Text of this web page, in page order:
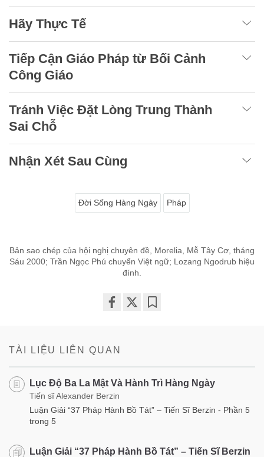
Hãy Thực Tế
Tiếp Cận Giáo Pháp từ Bối Cảnh
Công Giáo
Tránh Việc Đặt Lòng Trung Thành
Sai Chỗ
Nhận Xét Sau Cùng
Đời Sống Hàng Ngày Pháp
Bản sao chép của hội nghị chuyên đề, Morelia, Mễ Tây Cơ, tháng
Sáu 2000; Trần Ngọc Phú chuyển Việt ngữ; Lozang Ngodrub hiệu
đính.
TÀI LIỆU LIÊN QUAN
Lục Độ Ba La Mật Và Hành Trì Hàng Ngày
Tiến sĩ Alexander Berzin
Luận Giải “37 Pháp Hành Bồ Tát” – Tiến Sĩ Berzin - Phần 5
trong 5
Luận Giải “37 Pháp Hành Bồ Tát” – Tiến Sĩ Berzin